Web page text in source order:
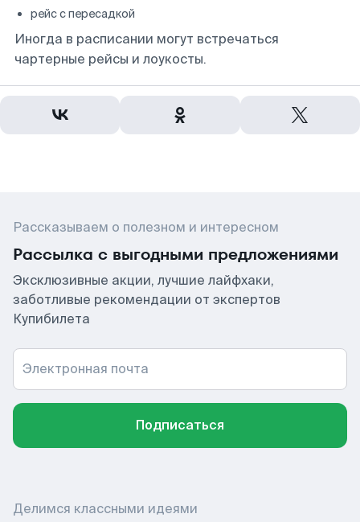
рейс с пересадкой
Иногда в расписании могут встречаться
чартерные рейсы и лоукосты.
Рассказываем о полезном и интересном
Рассылка с выгодными предложениями
Эксклюзивные акции, лучшие лайфхаки,
заботливые рекомендации от экспертов
Купибилета
Электронная почта
Подписаться
Делимся классными идеями